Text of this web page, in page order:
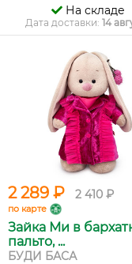
На складе
Дата доставки: 14
2 289 ₽ 2 410 ₽
по карте
Зайка Ми в
пальто, ...
БУДИ БАСА